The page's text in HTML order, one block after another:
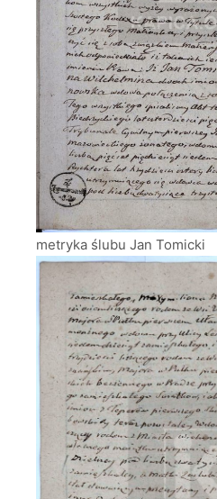
metryka ślubu Jan Tomicki